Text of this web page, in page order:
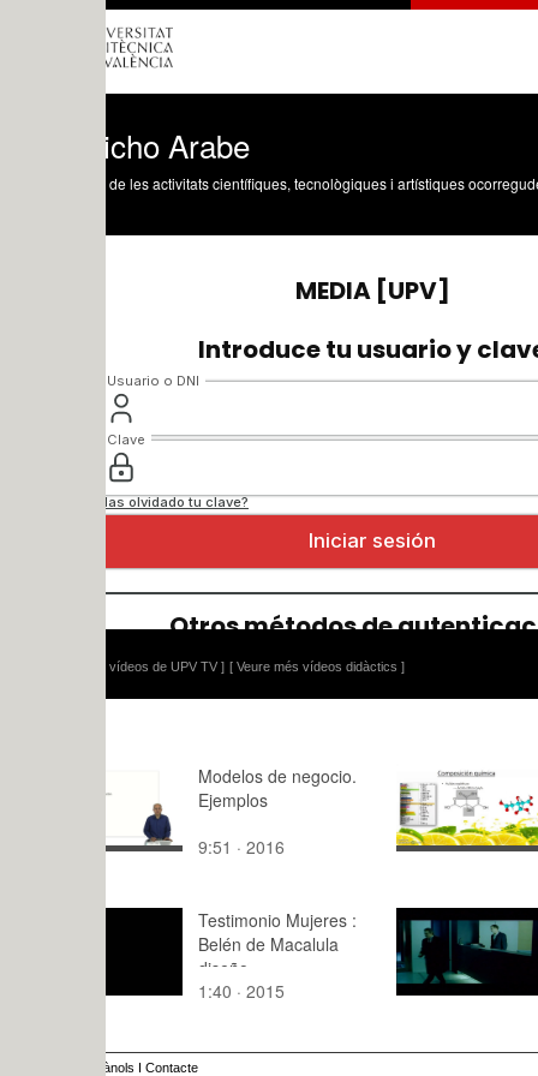
Arabe
les activitats científiques, tecnològiques i artístiques ocorregudes en els tres
vídeos de UPV TV ] [ Veure més vídeos didàctics ]
Modelos de negocio.
Ejemplos
9:51 · 2016
Limón
4:22 · 2016
Testimonio Mujeres :
Belén de Macalula
1:40 · 2015
Ejercicio
Giovanni
María
Castillo.
9:06 · 2023